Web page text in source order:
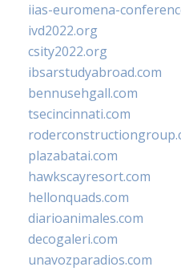
iias-euromena-
ivd2022.org
csity2022.org
ibsarstudyabroad.com
bennusehgall.com
tsecincinnati.com
plazabatai.com
hawkscayresort.com
hellonquads.com
diarioanimales.com
decogaleri.com
unavozparadios.com